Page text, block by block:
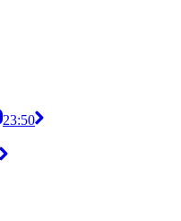
23:50